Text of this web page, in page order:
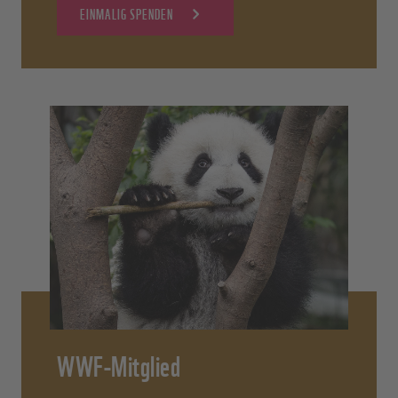
EINMALIG SPENDEN
WWF-Mitglied